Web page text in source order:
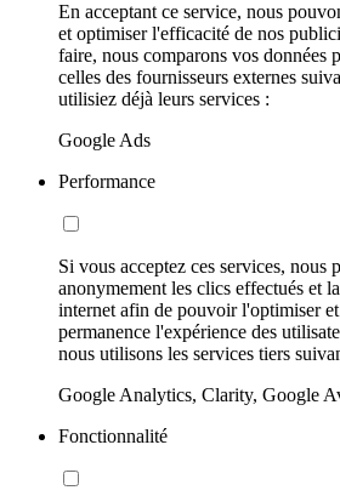
En acceptant ce service, nous
et optimiser l'efficacité de nos
faire, nous comparons vos données
celles des fournisseurs externes
utilisiez déjà leurs services :
Google Ads
Performance
Si vous acceptez ces services, nous
anonymement les clics effectués et
internet afin de pouvoir l'optimiser
permanence l'expérience des
nous utilisons les services tiers
Google Analytics, Clarity, Google
Fonctionnalité